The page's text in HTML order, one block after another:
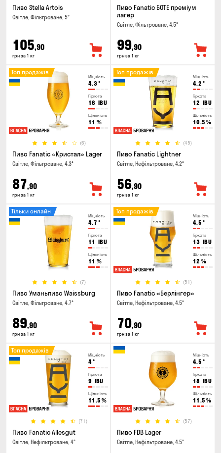
Пиво Stella Artois
Світле, Фільтроване, 5°
105,90
грн за 1 кг
Пиво Fanatic БОТЕ преміум
лагер
Світле, Фільтроване, 4.5°
99,90
грн за 1 кг
Міцність
4.3°
Гіркота
16 IBU
Щільність
11 %
(6)
Топ продажів
Пиво Fanatic «Кристал» Lager
Світле, Фільтроване, 4.3°
87,90
грн за 1 кг
Міцність
4.2 °
Гіркота
12 IBU
Щільність
10.5 %
(45)
Топ продажів
Пиво Fanatic Lightner
Світле, Нефільтроване, 4.2°
56,90
грн за 1 кг
Міцність
4.7 °
Гіркота
11 IBU
Щільність
11 %
(7)
Тільки онлайн
Пиво Уманьпиво Waissburg
Світле, Фільтроване, 4.7°
89,90
грн за 1 кг
Міцність
4.5 °
Гіркота
13 IBU
Щільність
12 %
(51)
Топ продажів
Пиво Fanatic «Берлінгер»
Світле, Нефільтроване, 4.5°
70,90
грн за 1 кг
Міцність
4°
Гіркота
9 IBU
Щільність
11.5 %
(71)
Топ продажів
Пиво Fanatic Allesgut
Світле, Нефільтроване, 4°
Міцність
4.5 °
Гіркота
18 IBU
Щільність
11.5 %
(57)
Пиво FDB Lager
Світле, Нефільтроване, 4.5°